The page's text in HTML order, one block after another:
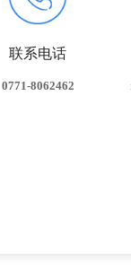
联系电话
0771-8062462